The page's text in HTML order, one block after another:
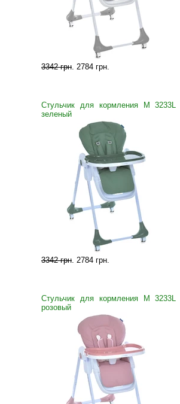
3342 грн. 2784 грн.
Стульчик для кормления M 3233L
зеленый
3342 грн. 2784 грн.
Стульчик для кормления M
розовый